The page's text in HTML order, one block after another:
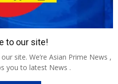
to our site!
site. We’re Asian Prime News ,
you to latest News .